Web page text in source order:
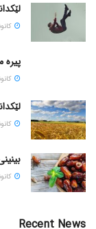
پیره
Recent News